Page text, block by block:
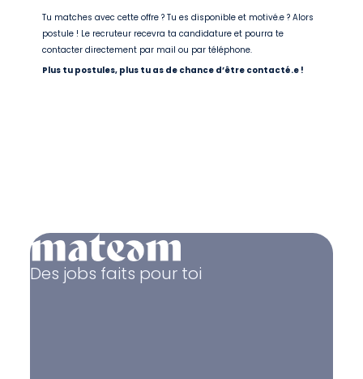
Tu matches avec cette offre ? Tu es disponible et motivé.e ? Alors
postule ! Le recruteur recevra ta candidature et pourra te
contacter directement par mail ou par téléphone.
Plus tu postules, plus tu as de chance d’être contacté.e !
Des jobs faits pour toi